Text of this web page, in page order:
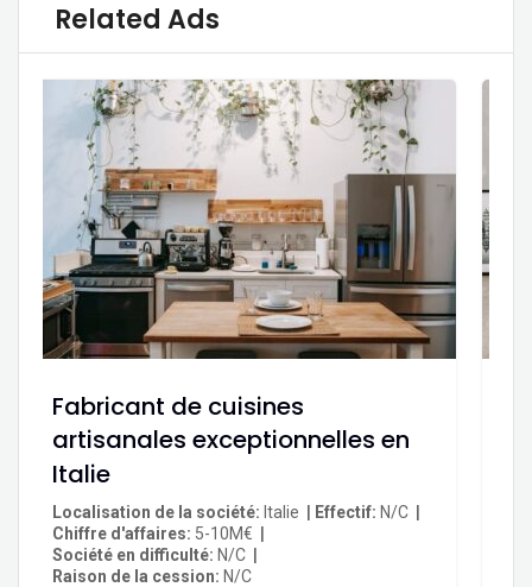
Related Ads
Fabricant de cuisines
artisanales exceptionnelles en
Italie
Localisation de la société Italie Effectif N/C
Chiffre d'affaires 5-10M€
Société en difficulté N/C
Raison de la cession
N/C